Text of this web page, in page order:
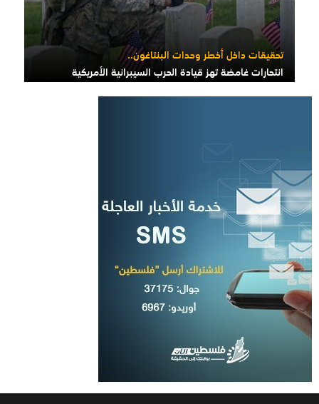
تحقيقات داخل أخطر وحدات البنتاغون..
انتحارات غامضة تهز قيادة الحرب السيبرانية الأمريكية